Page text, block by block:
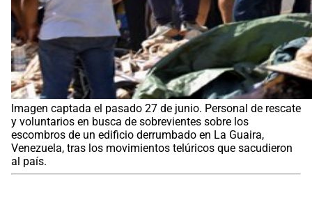
Imagen captada el pasado 27 de junio. Personal de rescate
y voluntarios en busca de sobrevientes sobre los
escombros de un edificio derrumbado en La Guaira,
Venezuela, tras los movimientos telúricos que sacudieron
al país.